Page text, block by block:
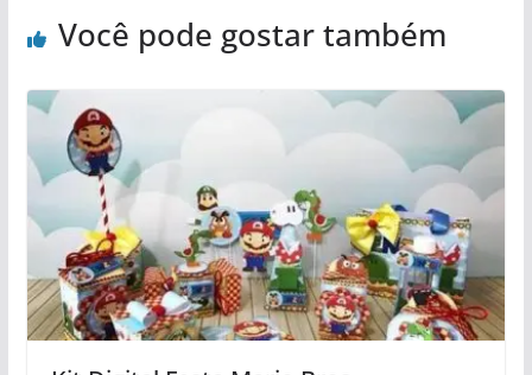
Você pode gostar também